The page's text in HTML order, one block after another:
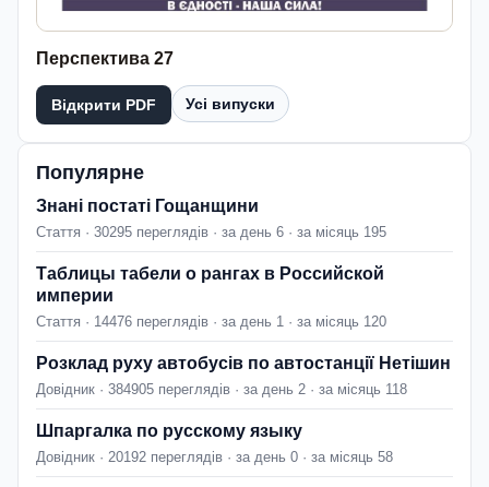
Перспектива 27
Відкрити PDF Усі випуски
Популярне
Знані постаті Гощанщини
Стаття · 30295 переглядів · за день 6 · за місяць 195
Таблицы табели о рангах в Российской
империи
Стаття · 14476 переглядів · за день 1 · за місяць 120
Розклад руху автобусів по автостанції Нетішин
Довідник · 384905 переглядів · за день 2 · за місяць 118
Шпаргалка по русскому языку
Довідник · 20192 переглядів · за день 0 · за місяць 58